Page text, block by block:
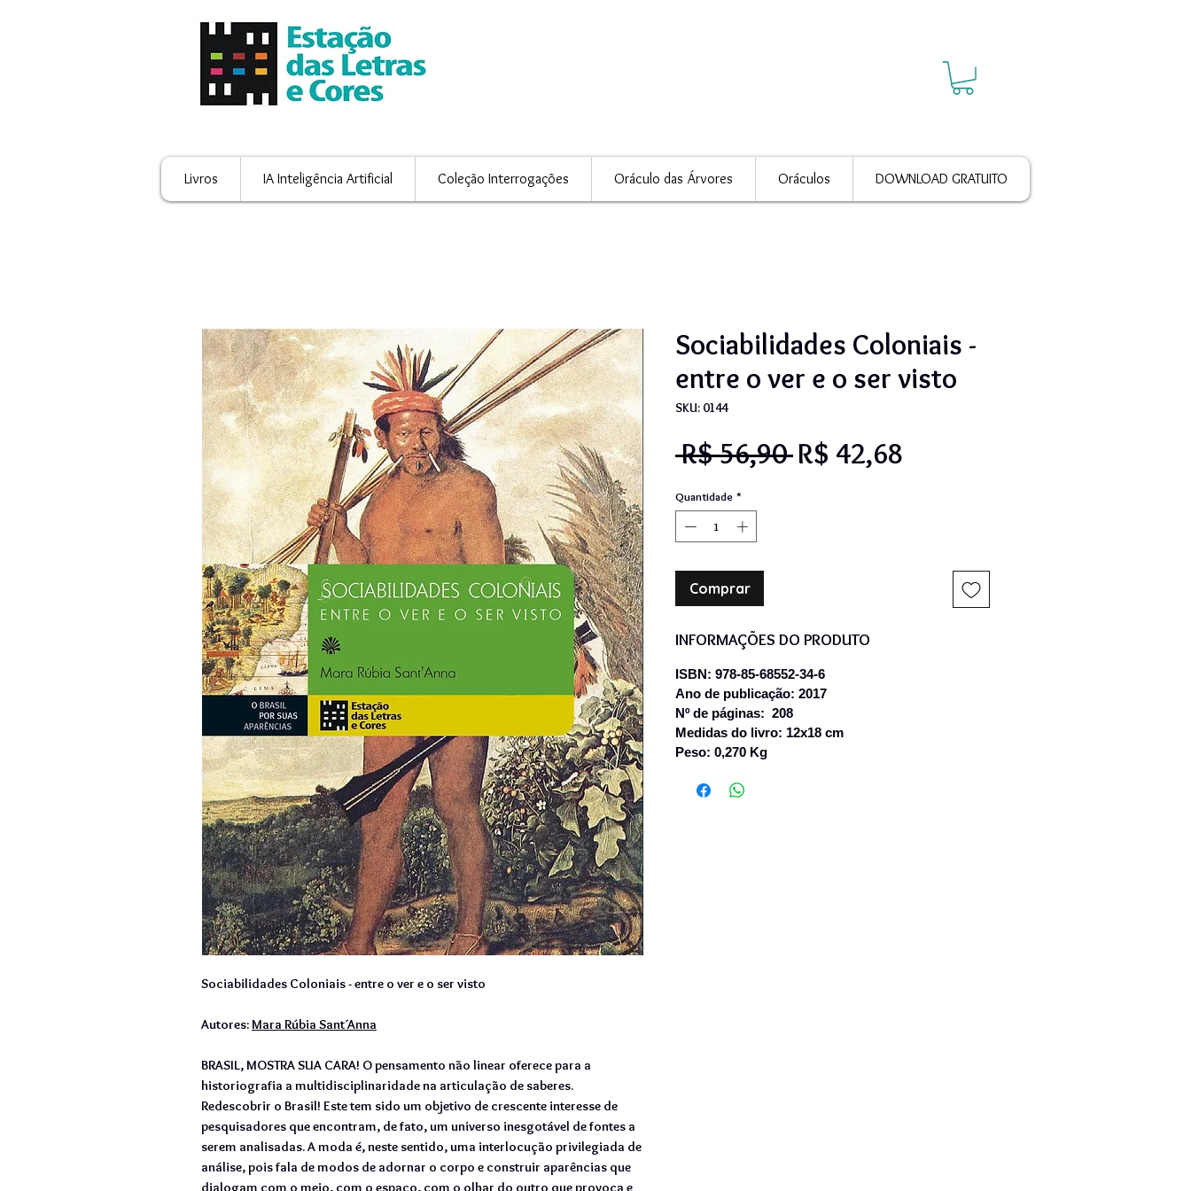
Livros IA Inteligência Artificial Coleção Interrogações Oráculo das Árvores Oráculos DOWNLOAD GRATUITO
Sociabilidades Coloniais - entre o ver e o ser visto
Autores:Mara Rúbia Sant´Anna
BRASIL, MOSTRA SUA CARA! O pensamento não linear oferece para a
historiografia a multidisciplinaridade na articulação de saberes.
Redescobrir o Brasil! Este tem sido um objetivo de crescente interesse de
pesquisadores que encontram, de fato, um universo inesgotável de fontes a
serem analisadas. A moda é, neste sentido, uma interlocução privilegiada de
análise, pois fala de modos de adornar o corpo e construir aparências que
dialogam com o meio, com o espaço, com o olhar do outro que provoca e
Sociabilidades Coloniais -
entre o ver e o ser visto
SKU: 0144
R$ 56,90 Preço
R$ 42,68
Quantidade *
Comprar
INFORMAÇÕES DO PRODUTO
ISBN: 978-85-68552-34-6
Ano de publicação: 2017
Nº de páginas: 208
Medidas do livro: 12x18 cm
Peso: 0,270 Kg